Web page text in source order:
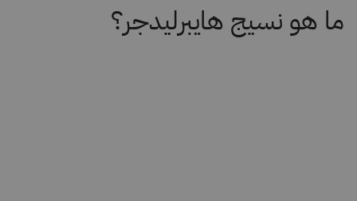
ما هو نسيج هايبرليدجر؟